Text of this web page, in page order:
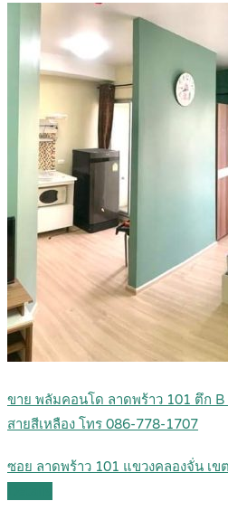
ขาย พลัมคอนโด ลาดพร้าว 101 ตึก
สายสีเหลือง โทร 086-778-1707
ซอย ลาดพร้าว 101 แขวงคลองจั่น เข